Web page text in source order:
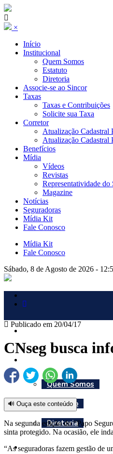
×
Início
Institucional
Quem Somos
Estatuto
Diretoria
Associe-se ao Sincor
Taxas
Taxas e Contribuições
Solicite sua Taxa
Corretor
Atualização Cadastral
Atualização Cadastral
Benefícios
Mídia
Vídeos
Revistas
Representatividade do
Magazine
Notícias
Seguradoras
Mídia Kit
Fale Conosco
Mídia Kit
Fale Conosco
Sábado, 8 de Agosto de 2026 -
Início
Institucional
Quem Somos
Estatuto
Diretoria
Associe-se ao Sincor
Publicado em 20/04/17
CNseg busca
🔊 Ouça este conteúdo
Na segunda edição do “Papo
sinta protegido. Na ocasião, ele
“As seguradoras fazem gestão de